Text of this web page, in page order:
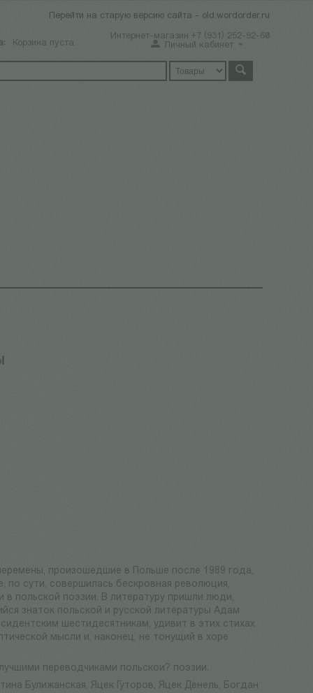
Перейти на старую версию сайта - old.wordorder.ru
Интернет-магазин +7 (931) 252-92-60
Корзина пуста Личный кабинет
произошедшие в Польше после 1989 года,
сути, совершилась бескровная революция,
польской поэзии. В литературу пришли люди,
знаток польской и русской литературы Адам
шестидесятникам, удивит в этих стихах
мысли и, наконец, не тонущий в хоре
переводчиками польскои? поэзии.
Булижанская, Яцек Гуторов, Яцек Денель, Богдан